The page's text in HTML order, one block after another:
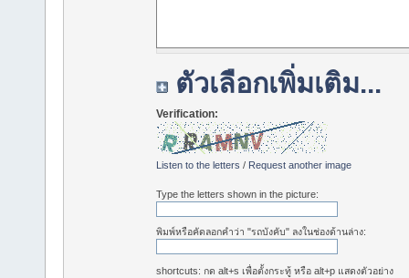
ตัวเลือกเพิ่มเติม...
Verification:
Listen to the letters / Request another image
Type the letters shown in the picture:
พิมพ์หรือคัดลอกคำว่า "รถบังคับ" ลงในช่องด้านล่าง:
shortcuts: กด alt+s เพื่อตั้งกระทู้ หรือ alt+p แสดงตัวอย่าง